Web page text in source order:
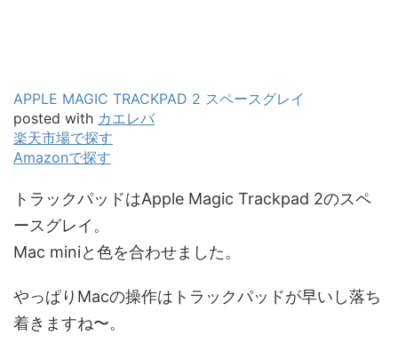
APPLE MAGIC TRACKPAD 2 スペースグレイ
posted with カエレバ
楽天市場で探す
Amazonで探す
トラックパッドはApple Magic Trackpad 2のスペ
ースグレイ。
Mac miniと色を合わせました。
やっぱりMacの操作はトラックパッドが早いし落ち
着きますね〜。